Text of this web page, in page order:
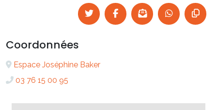
Coordonnées
Espace Joséphine Baker
03 76 15 00 95